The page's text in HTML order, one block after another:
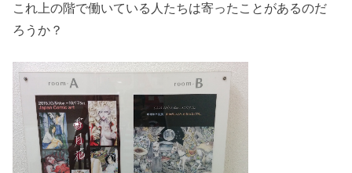
これ上の階で働いている人たちは寄ったことがあるのだ
ろうか？